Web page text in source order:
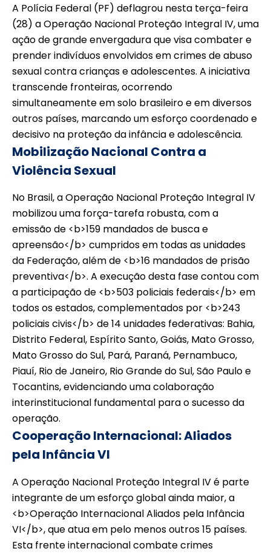
A Polícia Federal (PF) deflagrou nesta terça-feira
(28) a Operação Nacional Proteção Integral IV, uma
ação de grande envergadura que visa combater e
prender indivíduos envolvidos em crimes de abuso
sexual contra crianças e adolescentes. A iniciativa
transcende fronteiras, ocorrendo
simultaneamente em solo brasileiro e em diversos
outros países, marcando um esforço coordenado e
decisivo na proteção da infância e adolescência.
Mobilização Nacional Contra a
Violência Sexual
No Brasil, a Operação Nacional Proteção Integral IV
mobilizou uma força-tarefa robusta, com a
emissão de <b>159 mandados de busca e
apreensão</b> cumpridos em todas as unidades
da Federação, além de <b>16 mandados de prisão
preventiva</b>. A execução desta fase contou com
a participação de <b>503 policiais federais</b> em
todos os estados, complementados por <b>243
policiais civis</b> de 14 unidades federativas: Bahia,
Distrito Federal, Espírito Santo, Goiás, Mato Grosso,
Mato Grosso do Sul, Pará, Paraná, Pernambuco,
Piauí, Rio de Janeiro, Rio Grande do Sul, São Paulo e
Tocantins, evidenciando uma colaboração
interinstitucional fundamental para o sucesso da
operação.
Cooperação Internacional: Aliados
pela Infância VI
A Operação Nacional Proteção Integral IV é parte
integrante de um esforço global ainda maior, a
<b>Operação Internacional Aliados pela Infância
VI</b>, que atua em pelo menos outros 15 países.
Esta frente internacional combate crimes